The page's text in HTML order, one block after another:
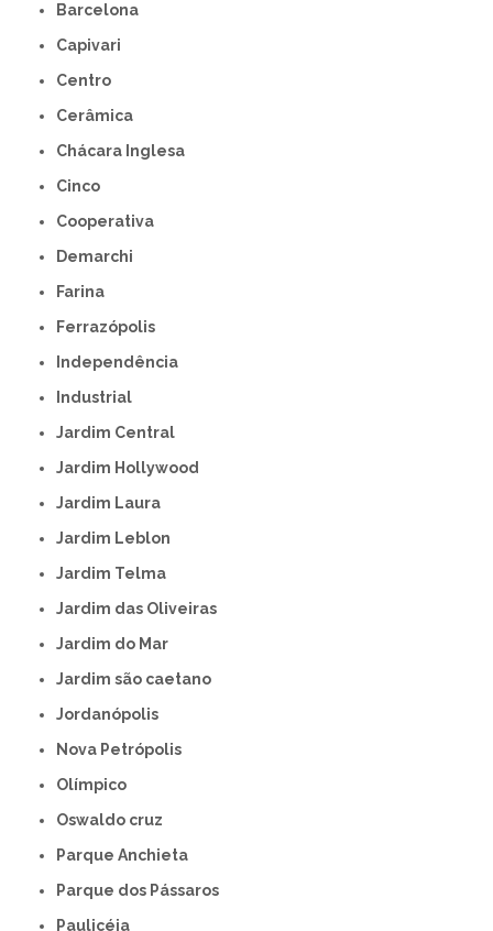
Barcelona
Capivari
Centro
Cerâmica
Chácara Inglesa
Cinco
Cooperativa
Demarchi
Farina
Ferrazópolis
Independência
Industrial
Jardim Central
Jardim Hollywood
Jardim Laura
Jardim Leblon
Jardim Telma
Jardim das Oliveiras
Jardim do Mar
Jardim são caetano
Jordanópolis
Nova Petrópolis
Olímpico
Oswaldo cruz
Parque Anchieta
Parque dos Pássaros
Paulicéia